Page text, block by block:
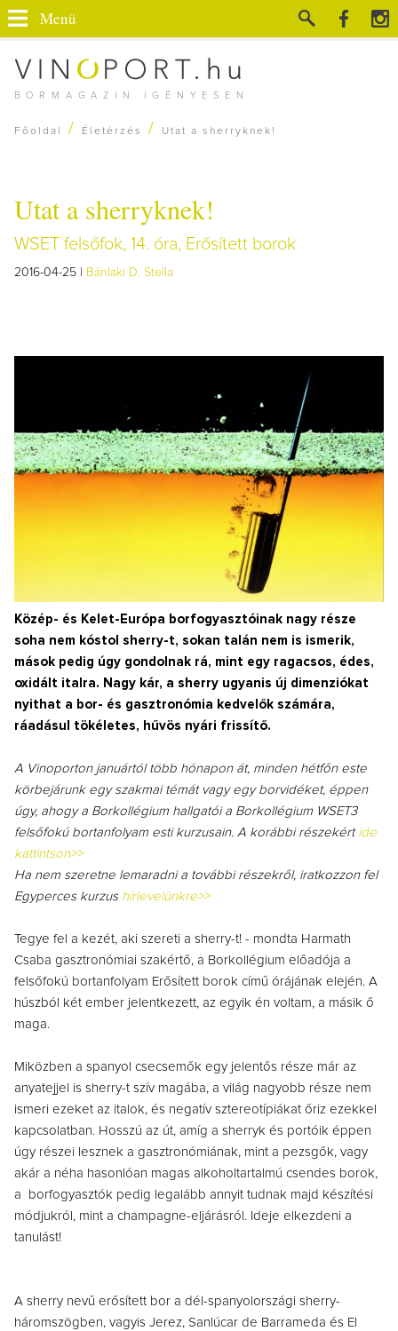
BORMAGAZIN IGÉNYESEN
Menü
Főoldal / Életérzés / Utat a sherryknek!
Utat a sherryknek!
WSET felsőfok, 14. óra, Erősített borok
2016-04-25 | Bánlaki D. Stella
Közép- és Kelet-Európa borfogyasztóinak nagy része
soha nem kóstol sherry-t, sokan talán nem is ismerik,
mások pedig úgy gondolnak rá, mint egy ragacsos, édes,
oxidált italra. Nagy kár, a sherry ugyanis új dimenziókat
nyithat a bor- és gasztronómia kedvelők számára,
ráadásul tökéletes, hűvös nyári frissítő.
A Vinoporton januártól több hónapon át, minden hétfőn este
körbejárunk egy szakmai témát vagy egy borvidéket, éppen
úgy, ahogy a Borkollégium hallgatói a Borkollégium WSET3
felsőfokú bortanfolyam esti kurzusain. A korábbi részekért ide
kattintson>>
Ha nem szeretne lemaradni a további részekről, iratkozzon fel
Egyperces kurzus hírlevelünkre>>
Tegye fel a kezét, aki szereti a sherry-t! - mondta Harmath
Csaba gasztronómiai szakértő, a Borkollégium előadója a
felsőfokú bortanfolyam Erősített borok című órájának elején. A
húszból két ember jelentkezett, az egyik én voltam, a másik ő
maga.
Miközben a spanyol csecsemők egy jelentős része már az
anyatejjel is sherry-t szív magába, a világ nagyobb része nem
ismeri ezeket az italok, és negatív sztereotípiákat őriz ezekkel
kapcsolatban. Hosszú az út, amíg a sherryk és portóik éppen
úgy részei lesznek a gasztronómiának, mint a pezsgők, vagy
akár a néha hasonlóan magas alkoholtartalmú csendes borok,
a borfogyasztók pedig legalább annyit tudnak majd készítési
módjukról, mint a champagne-eljárásról. Ideje elkezdeni a
tanulást!
A sherry nevű erősített bor a dél-spanyolországi sherry-
háromszögben, vagyis Jerez, Sanlúcar de Barrameda és El